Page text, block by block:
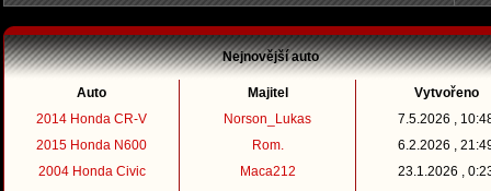
Nejnovější auto
Auto Majitel
Vytvořeno
2014 Honda CR-V
Norson_Lukas
7.5.2026 ,
2015 Honda N600
Rom.
6.2.2026 ,
2004 Honda Civic
Maca212
23.1.2026 ,